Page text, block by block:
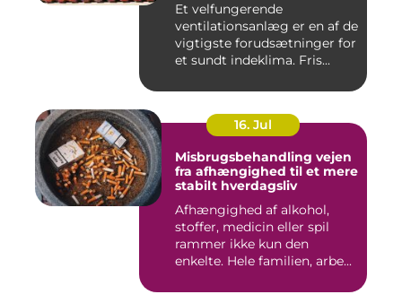
Et velfungerende
ventilationsanlæg er en af de
vigtigste forudsætninger for
et sundt indeklima. Fris...
16. Jul
Misbrugsbehandling vejen
fra afhængighed til et mere
stabilt hverdagsliv
Afhængighed af alkohol,
stoffer, medicin eller spil
rammer ikke kun den
enkelte. Hele familien, arbe...